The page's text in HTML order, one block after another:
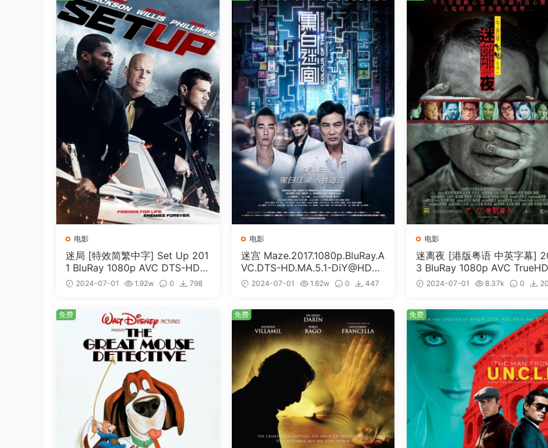
电影
迷局 [特效简繁中字] Set Up 201
1 BluRay 1080p AVC DTS-HD
MA5.1-shhaclm@CHDBits [BDI
2024-07-01 1.92w 0
798
电影
迷宫 Maze.2017.1080p.BluRay.A
VC.DTS-HD.MA.5.1-DiY@HDHo
me [BDISO 19.7GB]
2024-07-01 1.62w 0
447
电影
迷离夜 [港版粤语 中英字幕]
3 BluRay 1080p AVC
1 [BDISO 22.64GB]
2024-07-01 8.37k 0
免费 免费 免费